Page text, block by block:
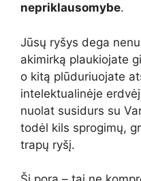
nepriklausomybe.
Jūsų ryšys dega
akimirką plaukiojate
o kitą plūduriuojate
intelektualinėje
nuolat susidurs su
todėl kils sprogimų,
trapų ryšį.